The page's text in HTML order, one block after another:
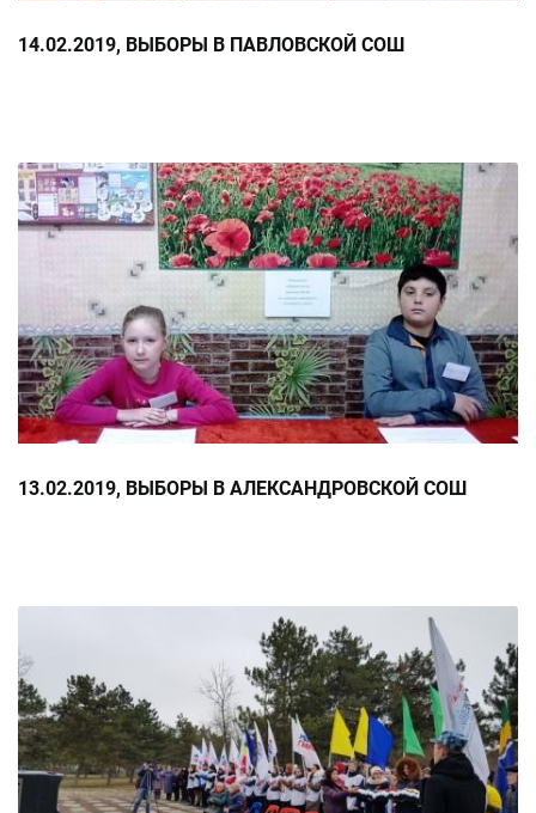
14.02.2019, ВЫБОРЫ В ПАВЛОВСКОЙ СОШ
13.02.2019, ВЫБОРЫ В АЛЕКСАНДРОВСКОЙ СОШ